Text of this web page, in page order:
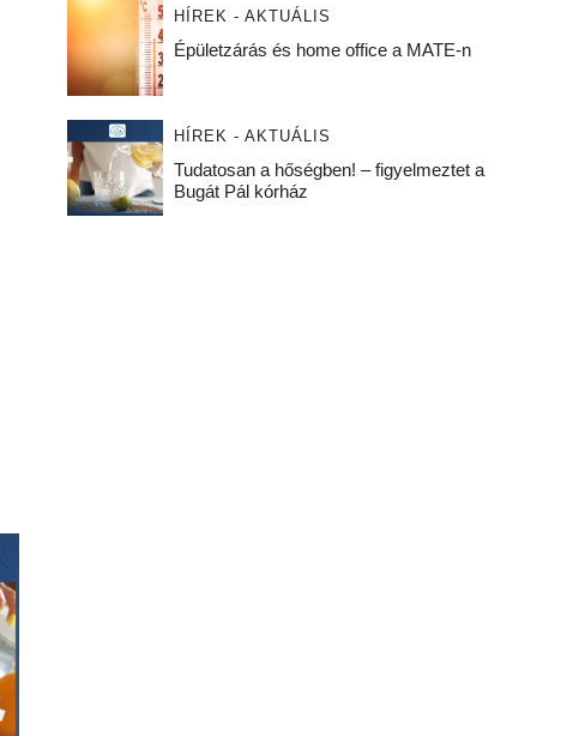
HÍREK - AKTUÁLIS
Épületzárás és home office a MATE-n
HÍREK - AKTUÁLIS
Tudatosan a hőségben! – figyelmeztet a
Bugát Pál kórház